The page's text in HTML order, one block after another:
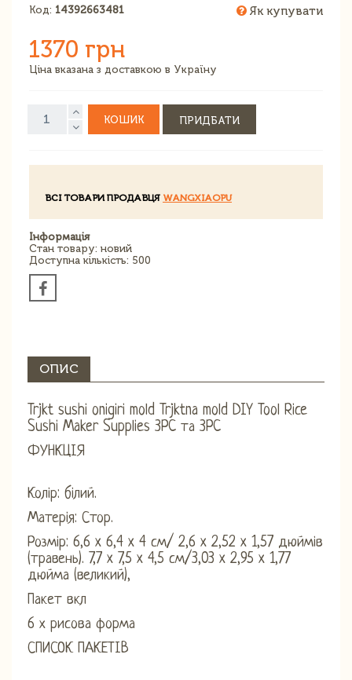
Код: 14392663481 Як купувати
1370 грн
Ціна вказана з доставкою в Україну
КОШИК ПРИДБАТИ
ВСІ ТОВАРИ ПРОДАВЦЯ WANGXIAOPU
Інформація
Стан товару: новий
Доступна кількість: 500
ОПИС
Trjkt sushi onigiri mold Trjktna mold DIY Tool Rice
Sushi Maker Supplies 3PC та 3PC
ФУНКЦІЯ
Колір: білий.
Матерія: Стор.
Розмір: 6,6 x 6,4 x 4 см/ 2,6 x 2,52 x 1,57 дюймів
(травень). 7,7 x 7,5 x 4,5 см/3,03 x 2,95 x 1,77
дюйма (великий),
Пакет вкл
6 х рисова форма
СПИСОК ПАКЕТІВ